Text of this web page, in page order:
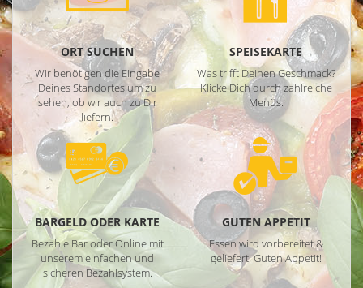
ORT SUCHEN
Wir benötigen die Eingabe
Deines Standortes um zu
sehen, ob wir auch zu Dir
liefern.
SPEISEKARTE
Was trifft Deinen Geschmack?
Klicke Dich durch zahlreiche
Menüs.
BARGELD ODER KARTE
Bezahle Bar oder Online mit
unserem einfachen und
sicheren Bezahlsystem.
GUTEN APPETIT
Essen wird vorbereitet &
geliefert. Guten Appetit!